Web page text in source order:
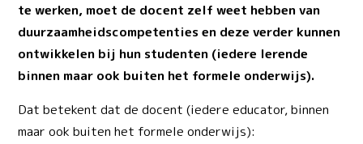
te werken, moet de docent zelf weet hebben van
duurzaamheidscompetenties en deze verder kunnen
ontwikkelen bij hun studenten (iedere lerende
binnen maar ook buiten het formele onderwijs).
Dat betekent dat de docent (iedere educator, binnen
maar ook buiten het formele onderwijs):